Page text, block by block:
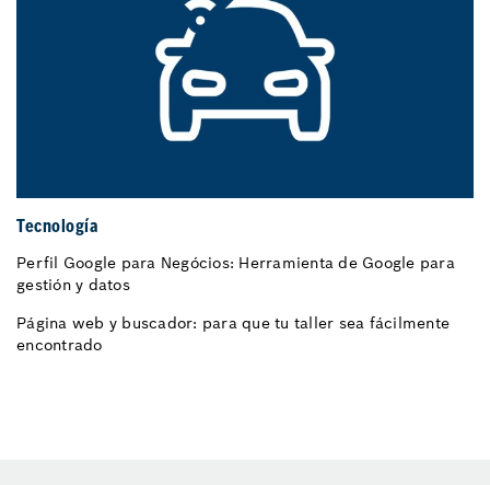
Tecnología
Perfil Google para Negócios: Herramienta de Google para
gestión y datos
Página web y buscador: para que tu taller sea fácilmente
encontrado